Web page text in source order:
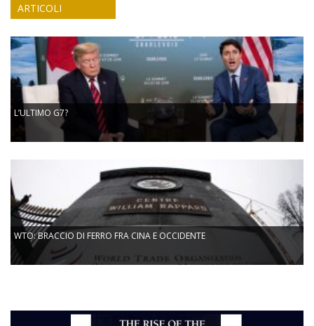
ARTICOLI
L’ULTIMO G7?
WTO: BRACCIO DI FERRO FRA CINA E OCCIDENTE